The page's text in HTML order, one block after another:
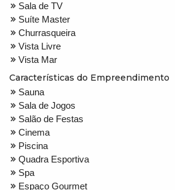
Sala de TV
Suíte Master
Churrasqueira
Vista Livre
Vista Mar
Características do Empreendimento
Sauna
Sala de Jogos
Salão de Festas
Cinema
Piscina
Quadra Esportiva
Spa
Espaço Gourmet